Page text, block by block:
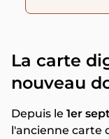
La carte
nouveau
Depuis le 1er
l'ancienne carte